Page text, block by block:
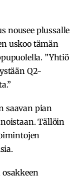
nousee plussalle
uskoo tämän
”Yhtiö
Q2-
saavan pian
Tällöin